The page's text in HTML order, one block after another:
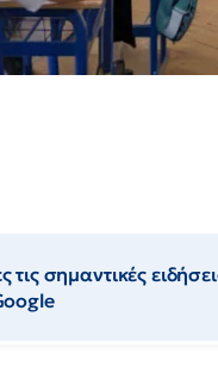
σημαντικές